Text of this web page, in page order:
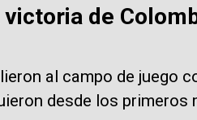
de
al campo de juego
desde los primeros